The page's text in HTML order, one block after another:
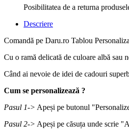
Posibilitatea de a returna
Descriere
Comandă pe Daru.ro Tablou
Cu o ramă delicată de culoare albă sau
Când ai nevoie de idei de cadouri
Cum se personalizează ?
Pasul 1-> Apeși pe butonul
Pasul 2-> Apeși pe căsuța unde scrie